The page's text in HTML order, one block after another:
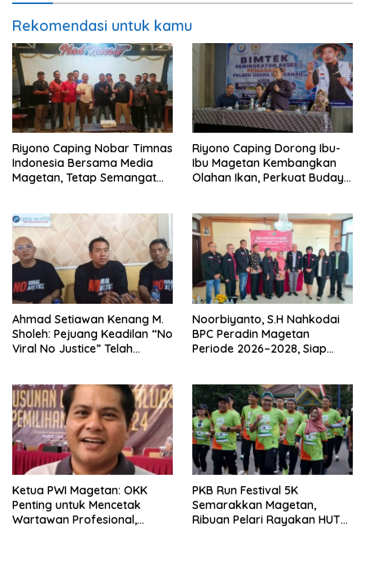
Rekomendasi untuk kamu
Riyono Caping Nobar Timnas
Indonesia Bersama Media
Magetan, Tetap Semangat
Riyono Caping Dorong Ibu-
Ibu Magetan Kembangkan
Olahan Ikan, Perkuat Budaya
Ahmad Setiawan Kenang M.
Sholeh: Pejuang Keadilan “No
Viral No Justice” Telah
Noorbiyanto, S.H Nahkodai
BPC Peradin Magetan
Periode 2026–2028, Siap
Ketua PWI Magetan: OKK
Penting untuk Mencetak
Wartawan Profesional,
PKB Run Festival 5K
Semarakkan Magetan,
Ribuan Pelari Rayakan HUT